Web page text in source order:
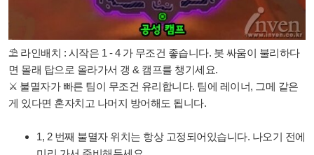
⛱ 라인배치 : 시작은 1 - 4 가 무조건 좋습니다. 봇 싸움이 불리하다
면 몰래 탑으로 올라가서 갱 & 캠프를 챙기세요.
⚔ 불멸자가 빠른 팀이 무조건 유리합니다. 팀에 레이너, 그메 같은
게 있다면 혼자치고 나머지 방어해도 됩니다.
1, 2 번째 불멸자 위치는 항상 고정되어있습니다. 나오기 전에